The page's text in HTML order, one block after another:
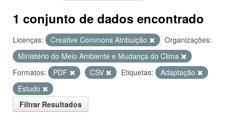
1 conjunto de dados encontrado
Licenças: Creative Commons Atribuição
Organizações:
Ministério do Meio Ambiente e Mudança do Clima
Formatos:
PDF CSV Etiquetas:
Adaptação
Estudo
Filtrar Resultados